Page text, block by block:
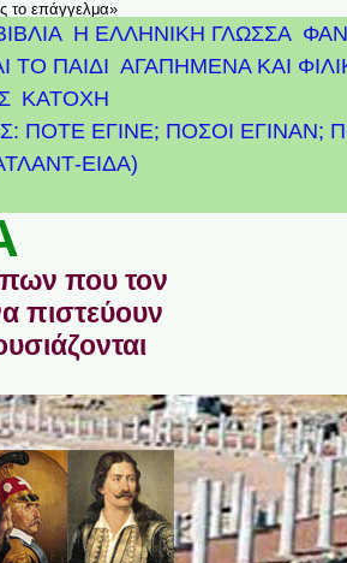
το επάγγελμα»
Η ΕΛΛΗΝΙΚΗ ΓΛΩΣΣΑ
ΤΟ ΠΑΙΔΙ ΑΓΑΠΗΜΕΝΑ ΚΑΙ
ΚΑΤΟΧΗ
ΠΟΤΕ ΕΓΙΝΕ; ΠΟΣΟΙ ΕΓΙΝΑΝ;
ΕΙΔΑ)
που τον
πιστεύουν